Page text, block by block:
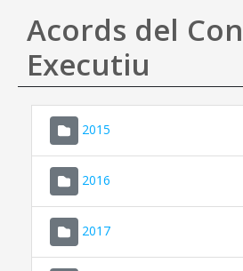
Acords del
Executiu
2015
2016
2017